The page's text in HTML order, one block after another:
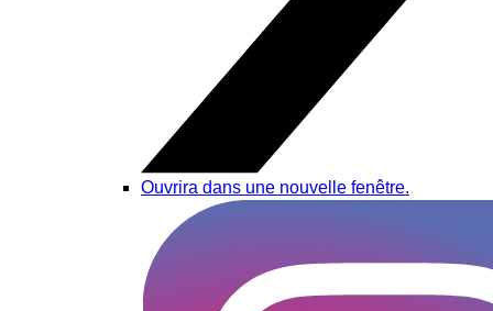
Ouvrira dans une nouvelle fenêtre.